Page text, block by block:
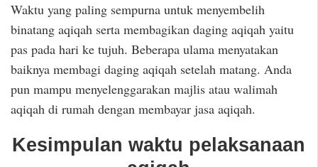
Waktu yang paling sempurna untuk menyembelih
binatang aqiqah serta membagikan daging aqiqah yaitu
pas pada hari ke tujuh. Beberapa ulama menyatakan
baiknya membagi daging aqiqah setelah matang. Anda
pun mampu menyelenggarakan majlis atau walimah
aqiqah di rumah dengan membayar jasa aqiqah.
Kesimpulan waktu pelaksanaan